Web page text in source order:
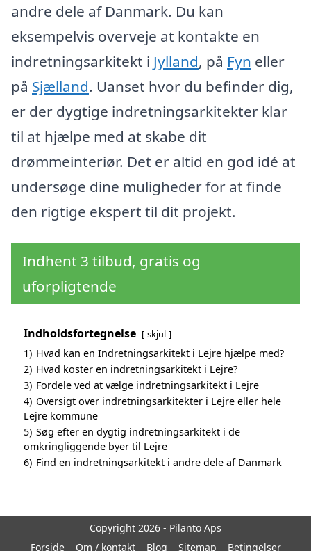
andre dele af Danmark. Du kan
eksempelvis overveje at kontakte en
indretningsarkitekt i Jylland, på Fyn eller
på Sjælland. Uanset hvor du befinder dig,
er der dygtige indretningsarkitekter klar
til at hjælpe med at skabe dit
drømmeinteriør. Det er altid en god idé at
undersøge dine muligheder for at finde
den rigtige ekspert til dit projekt.
Indhent 3 tilbud, gratis og
uforpligtende
Indholdsfortegnelse skjul
1) Hvad kan en Indretningsarkitekt i Lejre hjælpe med?
2) Hvad koster en indretningsarkitekt i Lejre?
3) Fordele ved at vælge indretningsarkitekt i Lejre
4) Oversigt over indretningsarkitekter i Lejre eller hele
Lejre kommune
5) Søg efter en dygtig indretningsarkitekt i de
omkringliggende byer til Lejre
6) Find en indretningsarkitekt i andre dele af Danmark
Copyright 2026 - Pilanto Aps
Forside
Om / kontakt Blog Sitemap Betingelser